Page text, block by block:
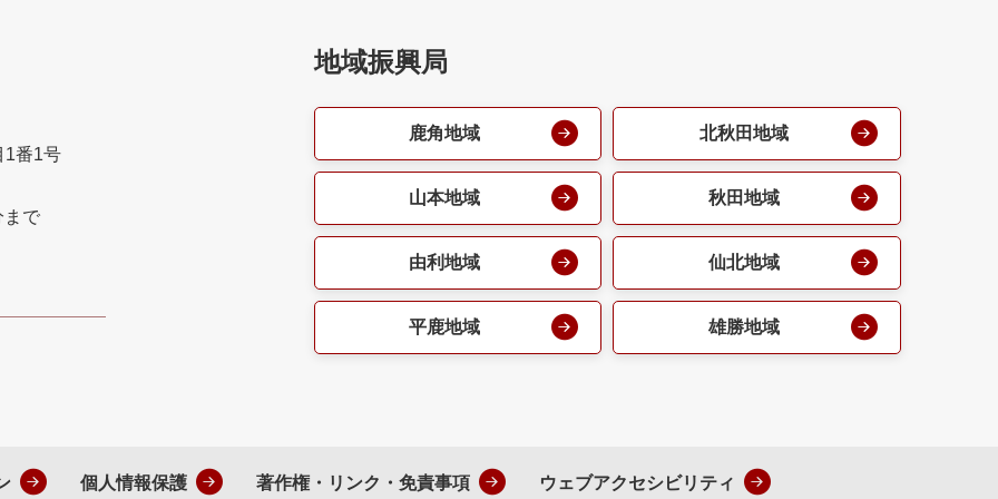
番1号
まで
地域振興局
鹿角地域 北秋田地域
山本地域 秋田地域
由利地域 仙北地域
平鹿地域 雄勝地域
個人情報保護 著作権・リンク・免責事項 ウェブアクセシビリティ